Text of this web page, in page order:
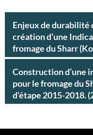
Enjeux de durabilité
création d’une
fromage du Sharr
Construction d’une
pour le fromage du
d’étape 2015-2018.